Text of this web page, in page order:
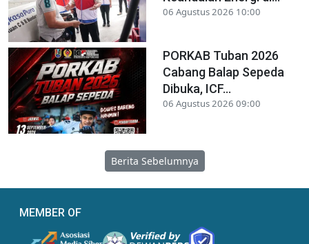
06 Agustus 2026 10:00
PORKAB Tuban 2026
Cabang Balap Sepeda
Dibuka, ICF...
06 Agustus 2026 09:00
Berita Sebelumnya
MEMBER OF